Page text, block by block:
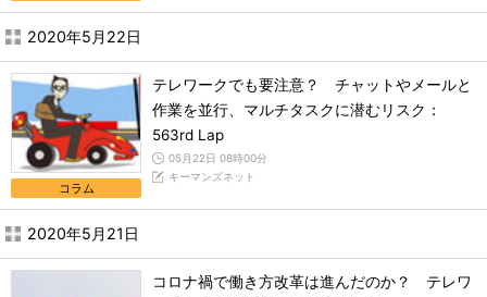
2020年5月22日
コラム
テレワークでも要注意？ チャットやメールと
作業を並行、マルチタスクに潜むリスク：
563rd Lap
05月22日 08時00分
キーマンズネット
2020年5月21日
コロナ禍で働き方改革は進んだのか？ テレワ